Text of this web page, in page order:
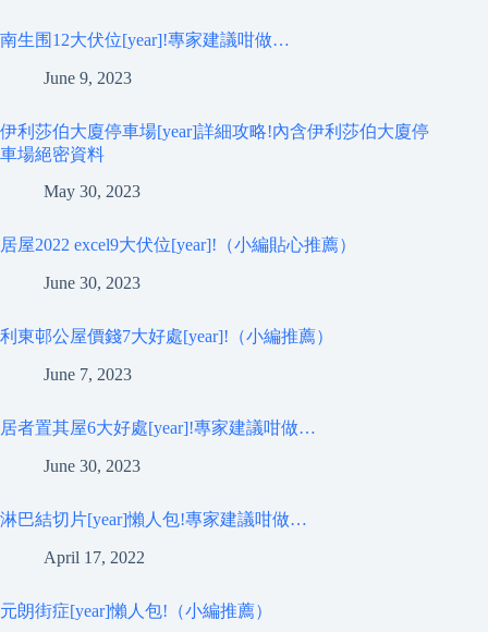
南生围12大伏位[year]!專家建議咁做…
June 9, 2023
伊利莎伯大廈停車場[year]詳細攻略!內含伊利莎伯大廈停
車場絕密資料
May 30, 2023
居屋2022 excel9大伏位[year]!（小編貼心推薦）
June 30, 2023
利東邨公屋價錢7大好處[year]!（小編推薦）
June 7, 2023
居者置其屋6大好處[year]!專家建議咁做…
June 30, 2023
淋巴結切片[year]懶人包!專家建議咁做…
April 17, 2022
元朗街症[year]懶人包!（小編推薦）